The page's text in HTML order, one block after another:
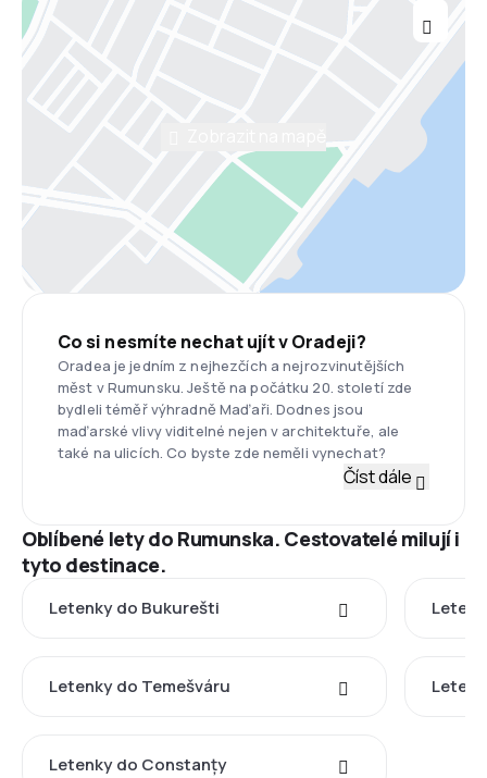
Co si nesmíte nechat ujít v Oradeji?
Oradea je jedním z nejhezčích a nejrozvinutějších
měst v Rumunsku. Ještě na počátku 20. století zde
bydleli téměř výhradně Maďaři. Dodnes jsou
maďarské vlivy viditelné nejen v architektuře, ale
také na ulicích. Co byste zde neměli vynechat?
Číst dále
Oblíbené lety do Rumunska. Cestovatelé milují i
tyto destinace.
Letenky do Bukurešti
Letenky do Temešváru
Letenky do Constanțy